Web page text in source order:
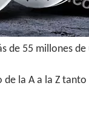
55 millones
la A a la Z